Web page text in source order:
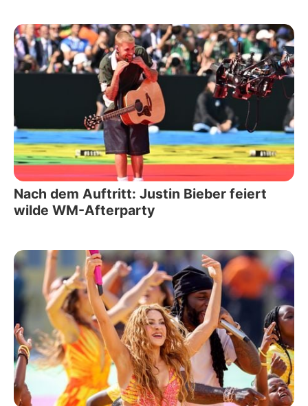
Nach dem Auftritt: Justin Bieber feiert
wilde WM-Afterparty